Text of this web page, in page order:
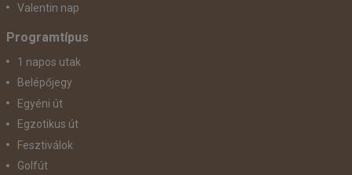
Valentin nap
Programtípus
1 napos utak
Belépőjegy
Egyéni út
Egzotikus út
Fesztiválok
Golfút